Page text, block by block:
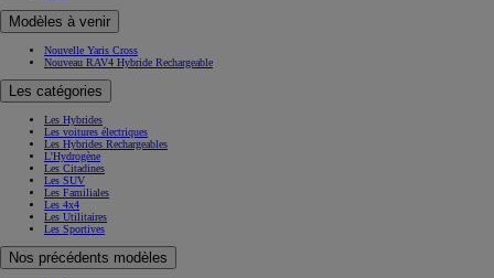
Modèles à venir
Nouvelle Yaris Cross
Nouveau RAV4 Hybride Rechargeable
Les catégories
Les Hybrides
Les voitures électriques
Les Hybrides Rechargeables
L'Hydrogène
Les Citadines
Les SUV
Les Familiales
Les 4x4
Les Utilitaires
Les Sportives
Nos précédents modèles